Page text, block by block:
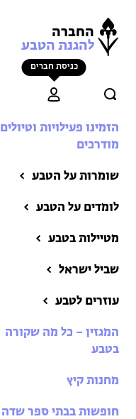
החברה
להגנת הטבע
כניסת חברים
הזמינו פעילויות וטיולים
מודרכים
שומרות על הטבע
לומדים על הטבע
מטיילות בטבע
הזמינו פעילויות וטיולים
טיולים למבוגרים: ארץ
מחנות קיץ
שביל ישראל
עוזרים לטבע
המגזין – כל מה שקורה
בטבע
מחנות קיץ
חופשות בבתי ספר שדה